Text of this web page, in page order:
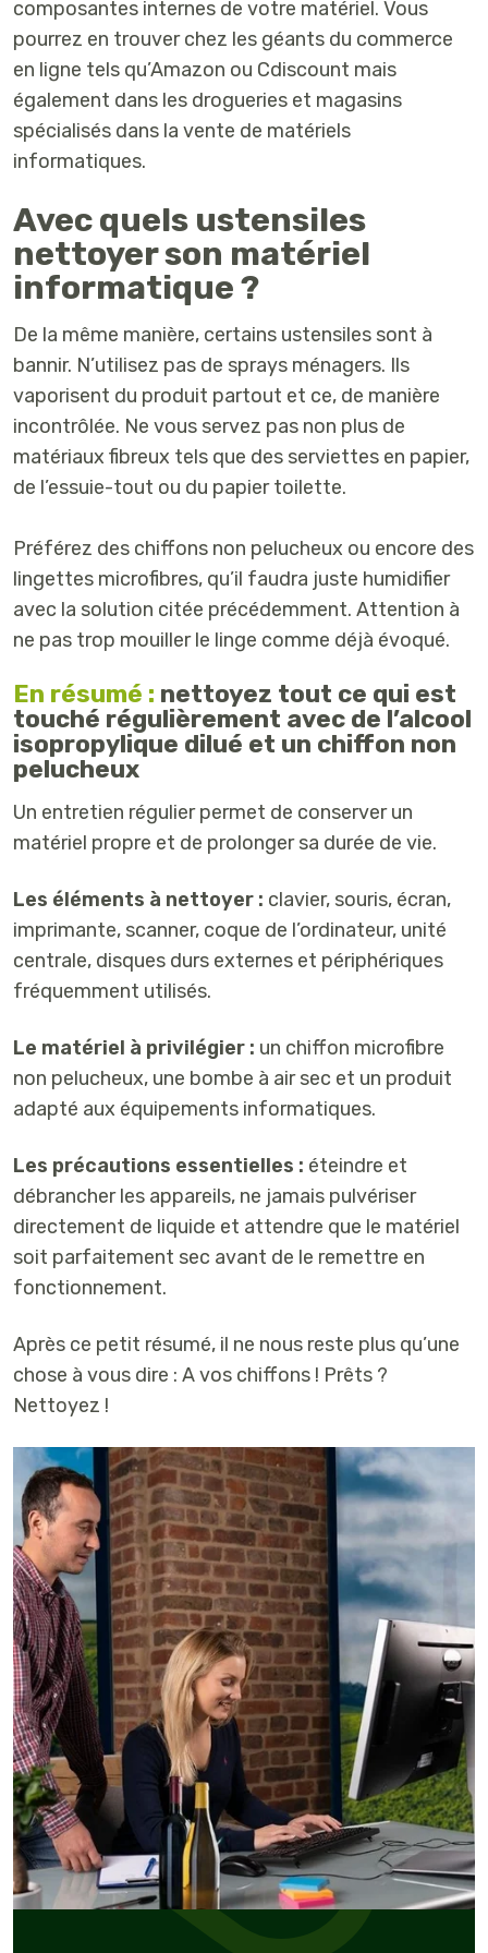
composantes internes de votre matériel. Vous
pourrez en trouver chez les géants du commerce
en ligne tels qu’Amazon ou Cdiscount mais
également dans les drogueries et magasins
spécialisés dans la vente de matériels
informatiques.
Avec quels ustensiles
nettoyer son matériel
informatique ?
De la même manière, certains ustensiles sont à
bannir. N’utilisez pas de sprays ménagers. Ils
vaporisent du produit partout et ce, de manière
incontrôlée. Ne vous servez pas non plus de
matériaux fibreux tels que des serviettes en papier,
de l’essuie-tout ou du papier toilette.
Préférez des chiffons non pelucheux ou encore des
lingettes microfibres, qu’il faudra juste humidifier
avec la solution citée précédemment. Attention à
ne pas trop mouiller le linge comme déjà évoqué.
En résumé : nettoyez tout ce qui est
touché régulièrement avec de l’alcool
isopropylique dilué et un chiffon non
pelucheux
Un entretien régulier permet de conserver un
matériel propre et de prolonger sa durée de vie.
Les éléments à nettoyer : clavier, souris, écran,
imprimante, scanner, coque de l’ordinateur, unité
centrale, disques durs externes et périphériques
fréquemment utilisés.
Le matériel à privilégier : un chiffon microfibre
non pelucheux, une bombe à air sec et un produit
adapté aux équipements informatiques.
Les précautions essentielles : éteindre et
débrancher les appareils, ne jamais pulvériser
directement de liquide et attendre que le matériel
soit parfaitement sec avant de le remettre en
fonctionnement.
Après ce petit résumé, il ne nous reste plus qu’une
chose à vous dire : A vos chiffons ! Prêts ?
Nettoyez !